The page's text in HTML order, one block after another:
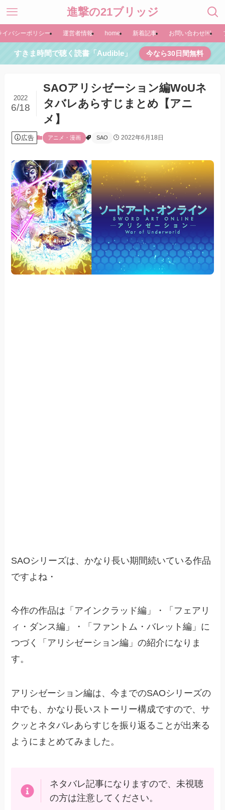
進撃の21ブリッジ
イバシーポリシー 運営者情報 home 新着記事 お問い合わせ￼
すきま時間で聴く読書「Audible」 今なら30日間無料
SAOアリシゼーション編WoUネ
タバレあらすじまとめ【アニ
メ】
2022
6/18
広告 アニメ・漫画 SAO 2022年6月18日
SAOシリーズは、かなり長い期間続いている作品
ですよね・
今作の作品は「アインクラッド編」・「フェアリ
ィ・ダンス編」・「ファントム・バレット編」に
つづく「アリシゼーション編」の紹介になりま
す。
アリシゼーション編は、今までのSAOシリーズの
中でも、かなり長いストーリー構成ですので、サ
クッとネタバレあらすじを振り返ることが出来る
ようにまとめてみました。
ネタバレ記事になりますので、未視聴
の方は注意してください。